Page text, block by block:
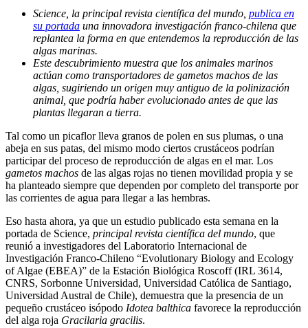
Science, la principal revista científica del mundo, publica en
su portada una innovadora investigación franco-chilena que
replantea la forma en que entendemos la reproducción de las
algas marinas.
Este descubrimiento muestra que los animales marinos
actúan como transportadores de gametos machos de las
algas, sugiriendo un origen muy antiguo de la polinización
animal, que podría haber evolucionado antes de que las
plantas llegaran a tierra.
Tal como un picaflor lleva granos de polen en sus plumas, o una
abeja en sus patas, del mismo modo ciertos crustáceos podrían
participar del proceso de reproducción de algas en el mar. Los
gametos machos de las algas rojas no tienen movilidad propia y se
ha planteado siempre que dependen por completo del transporte por
las corrientes de agua para llegar a las hembras.
Eso hasta ahora, ya que un estudio publicado esta semana en la
portada de Science, principal revista científica del mundo, que
reunió a investigadores del Laboratorio Internacional de
Investigación Franco-Chileno “Evolutionary Biology and Ecology
of Algae (EBEA)” de la Estación Biológica Roscoff (IRL 3614,
CNRS, Sorbonne Universidad, Universidad Católica de Santiago,
Universidad Austral de Chile), demuestra que la presencia de un
pequeño crustáceo isópodo Idotea balthica favorece la reproducción
del alga roja Gracilaria gracilis.